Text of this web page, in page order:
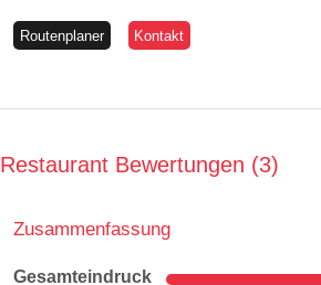
Routenplaner Kontakt
Restaurant Bewertungen 3
Zusammenfassung
Gesamteindruck